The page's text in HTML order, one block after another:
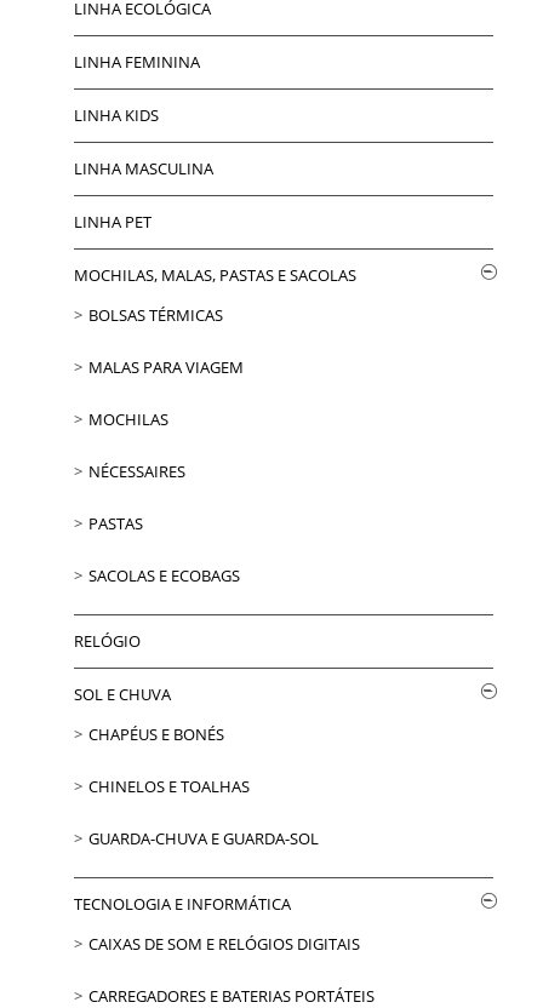
LINHA ECOLÓGICA
LINHA FEMININA
LINHA KIDS
LINHA MASCULINA
LINHA PET
MOCHILAS, MALAS, PASTAS E SACOLAS
BOLSAS TÉRMICAS
MALAS PARA VIAGEM
MOCHILAS
NÉCESSAIRES
PASTAS
SACOLAS E ECOBAGS
RELÓGIO
SOL E CHUVA
CHAPÉUS E BONÉS
CHINELOS E TOALHAS
GUARDA-CHUVA E GUARDA-SOL
TECNOLOGIA E INFORMÁTICA
CAIXAS DE SOM E RELÓGIOS DIGITAIS
CARREGADORES E BATERIAS PORTÁTEIS